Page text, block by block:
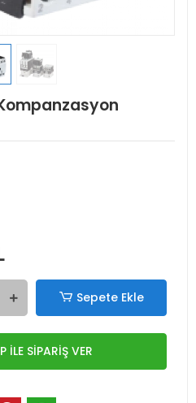
Sepete Ekle
İLE SİPARİŞ VER